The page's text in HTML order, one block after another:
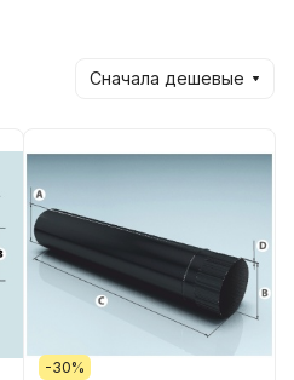
Сначала дешевые
-30%